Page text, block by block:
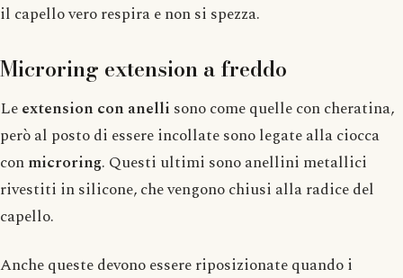
il capello vero respira e non si spezza.
Microring extension a freddo
Leextension con anelli sono come quelle con cheratina,
però al posto di essere incollate sono legate alla ciocca
conmicroring. Questi ultimi sono anellini metallici
rivestiti in silicone, che vengono chiusi alla radice del
capello.
Anche queste devono essere riposizionate quando i